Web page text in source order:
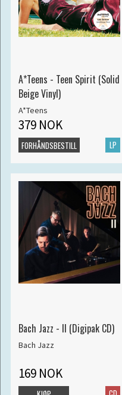
A*Teens - Teen Spirit (Solid
Beige Vinyl)
A*Teens
379 NOK
LP
FORHÅNDSBESTILL
Bach Jazz - II (Digipak CD)
Bach Jazz
169 NOK